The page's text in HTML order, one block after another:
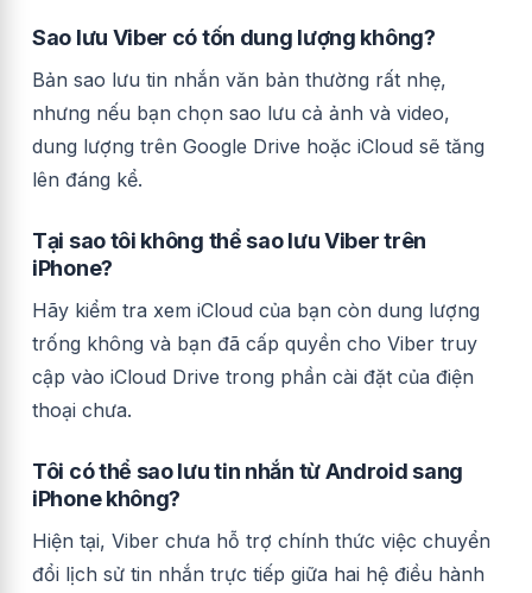
Sao lưu Viber có tốn dung lượng không?
Bản sao lưu tin nhắn văn bản thường rất nhẹ,
nhưng nếu bạn chọn sao lưu cả ảnh và video,
dung lượng trên Google Drive hoặc iCloud sẽ tăng
lên đáng kể.
Tại sao tôi không thể sao lưu Viber trên
iPhone?
Hãy kiểm tra xem iCloud của bạn còn dung lượng
trống không và bạn đã cấp quyền cho Viber truy
cập vào iCloud Drive trong phần cài đặt của điện
thoại chưa.
Tôi có thể sao lưu tin nhắn từ Android sang
iPhone không?
Hiện tại, Viber chưa hỗ trợ chính thức việc chuyển
đổi lịch sử tin nhắn trực tiếp giữa hai hệ điều hành